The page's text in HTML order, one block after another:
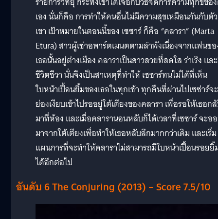
เอง นั่นก็คือ การทำให้คนอื่นไม่มีความสุขเหมือนกันกับตัว
เขา เป้าหมายในตอนนี้ของ เซซาร์ ก็คือ “คลารา” (Marta
Etura) สาวผู้เช่าอพาร์ตเมนตตามลำพังเนื่องจากแฟนข
เธอนั้นอยู่ต่างเมือง คลาราเป็นสาวสวยที่สดใส ร่าเริง แล
ชีวิตชีวา นั่นจึงเป็นสาเหตุที่ทำให้ เซซาร์ทนไม่ได้ที่เห็น
ใบหน้าเปื้อนยิ้มของเธอในทุกเช้า ทุกคืนที่ผ่านไปเซซ่าร์จะ
ย่องเงียบเข้าไปรออยู่ใต้เตียงของคลารา เพื่อรอให้เธอก
มาที่ห้อง และเมื่อคลารานอนหลับก็ได้เวลาที่เซซาร์ จะอ
มาจากใต้เตียงเพื่อทำให้เธอหลับลึกมากกว่าเดิม และเริ่ม
แผนการที่จะทำให้คลาราไม่สามารถมีใบหน้าเปื้อนรอยยิ้
ได้อีกต่อไป
อันดับ 6 The Conjuring (2013) – Score 7.5/10